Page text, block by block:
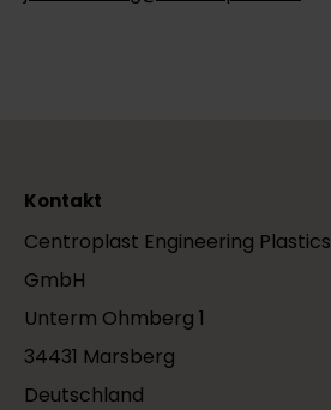
Kontakt
Centroplast Engineering Plastics
GmbH
Unterm Ohmberg 1
34431 Marsberg
Deutschland